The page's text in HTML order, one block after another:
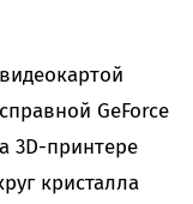
GeForce
3D-принтере
кристалла